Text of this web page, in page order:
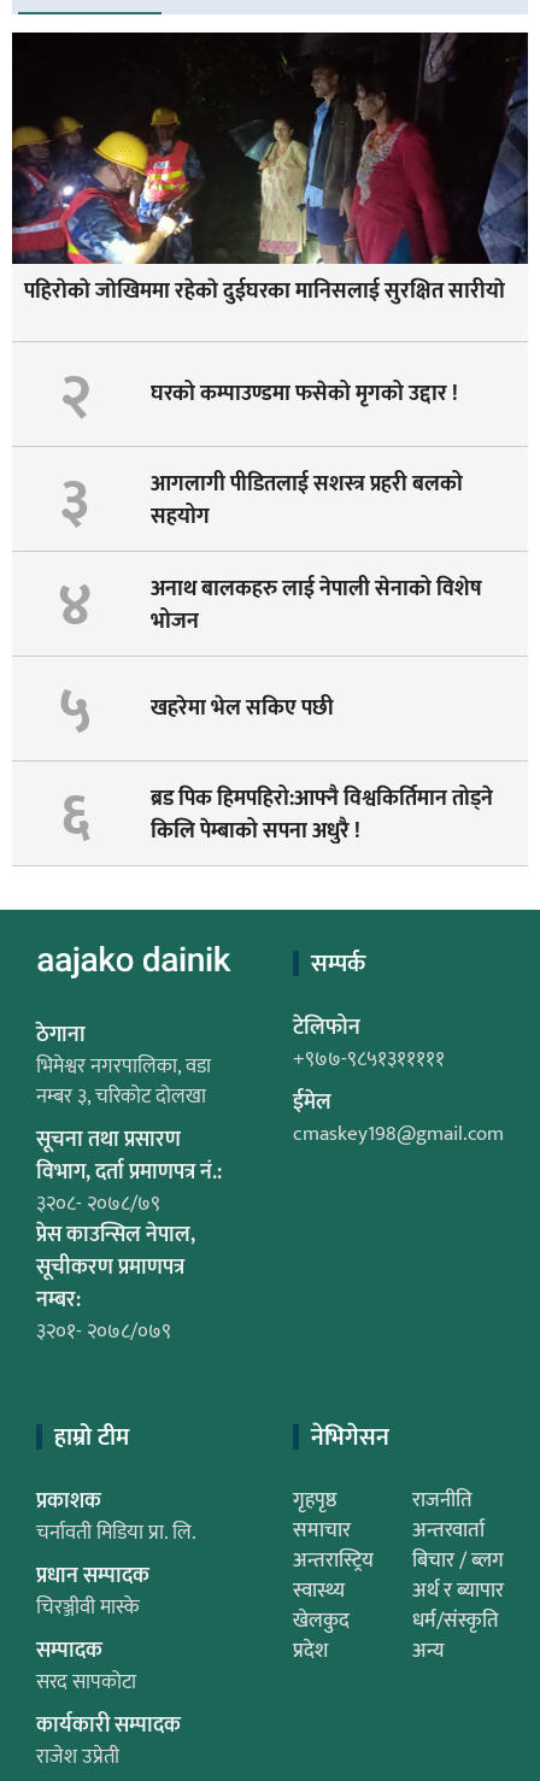
पहिराेकाे जाेखिममा रहेकाे दुईघरका मानिसलाई सुरक्षित सारीयाे
२ घरको कम्पाउण्डमा फसेको मृगको उद्दार !
३
आगलागी पीडितलाई सशस्त्र प्रहरी बलको
सहयोग
४
अनाथ बालकहरु लाई नेपाली सेनाको विशेष
भोजन
५ खहरेमा भेल सकिए पछी
६
ब्रड पिक हिमपहिरो:आफ्नै विश्वकिर्तिमान तोड्ने
किलि पेम्बाको सपना अधुरै !
ठेगाना
भिमेश्वर नगरपालिका, वडा
नम्बर ३, चरिकोट दोलखा
सूचना तथा प्रसारण
विभाग, दर्ता प्रमाणपत्र नं.:
३२०८- २०७८/७९
प्रेस काउन्सिल नेपाल,
सूचीकरण प्रमाणपत्र
नम्बर:
३२०१- २०७८/०७९
सम्पर्क
टेलिफोन
+९७७-९८५१३१११११
ईमेल
cmaskey198@gmail.com
हाम्रो टीम
प्रकाशक
चर्नावती मिडिया प्रा. लि.
प्रधान सम्पादक
चिरञ्जीवी मास्के
सम्पादक
सरद सापकोटा
कार्यकारी सम्पादक
राजेश उप्रेती
नेभिगेसन
गृहपृष्ठ
राजनीति
समाचार
अन्तरवार्ता
अन्तरास्ट्रिय
बिचार / ब्लग
स्वास्थ्य
अर्थ र ब्यापार
खेलकुद
धर्म/संस्कृति
प्रदेश
अन्य